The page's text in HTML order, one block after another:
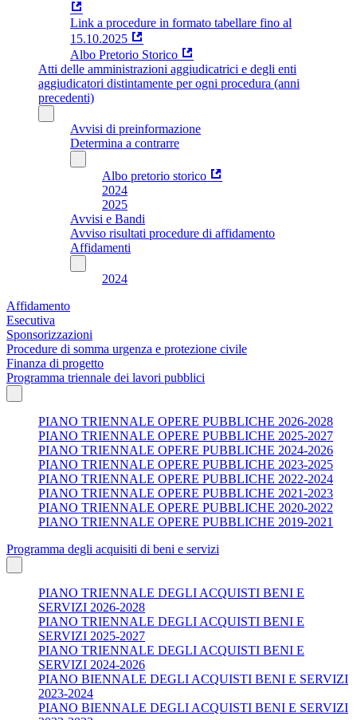
Link a procedure in formato tabellare fino al
15.10.2025
Albo Pretorio Storico
Atti delle amministrazioni aggiudicatrici e degli enti
aggiudicatori distintamente per ogni procedura (anni
precedenti)
Avvisi di preinformazione
Determina a contrarre
Albo pretorio storico
2024
2025
Avvisi e Bandi
Avviso risultati procedure di affidamento
Affidamenti
2024
Affidamento
Esecutiva
Sponsorizzazioni
Procedure di somma urgenza e protezione civile
Finanza di progetto
Programma triennale dei lavori pubblici
PIANO TRIENNALE OPERE PUBBLICHE 2026-2028
PIANO TRIENNALE OPERE PUBBLICHE 2025-2027
PIANO TRIENNALE OPERE PUBBLICHE 2024-2026
PIANO TRIENNALE OPERE PUBBLICHE 2023-2025
PIANO TRIENNALE OPERE PUBBLICHE 2022-2024
PIANO TRIENNALE OPERE PUBBLICHE 2021-2023
PIANO TRIENNALE OPERE PUBBLICHE 2020-2022
PIANO TRIENNALE OPERE PUBBLICHE 2019-2021
Programma degli acquisiti di beni e servizi
PIANO TRIENNALE DEGLI ACQUISTI BENI E
SERVIZI 2026-2028
PIANO TRIENNALE DEGLI ACQUISTI BENI E
SERVIZI 2025-2027
PIANO TRIENNALE DEGLI ACQUISTI BENI E
SERVIZI 2024-2026
PIANO BIENNALE DEGLI ACQUISTI BENI E SERVIZI
2023-2024
PIANO BIENNALE DEGLI ACQUISTI BENI E SERVIZI